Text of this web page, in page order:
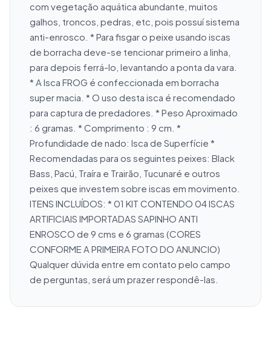
com vegetação aquática abundante, muitos
galhos, troncos, pedras, etc, pois possuí sistema
anti-enrosco. * Para fisgar o peixe usando iscas
de borracha deve-se tencionar primeiro a linha,
para depois ferrá-lo, levantando a ponta da vara.
* A Isca FROG é confeccionada em borracha
super macia. * O uso desta isca é recomendado
para captura de predadores. * Peso Aproximado
: 6 gramas. * Comprimento : 9 cm. *
Profundidade de nado: Isca de Superfície *
Recomendadas para os seguintes peixes: Black
Bass, Pacú, Traíra e Trairão, Tucunaré e outros
peixes que investem sobre iscas em movimento.
ITENS INCLUÍDOS: * 01 KIT CONTENDO 04 ISCAS
ARTIFICIAIS IMPORTADAS SAPINHO ANTI
ENROSCO de 9 cms e 6 gramas (CORES
CONFORME A PRIMEIRA FOTO DO ANUNCIO)
Qualquer dúvida entre em contato pelo campo
de perguntas, será um prazer respondê-las.